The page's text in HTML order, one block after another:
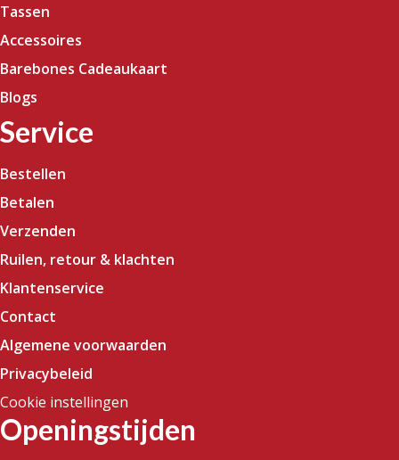
Tassen
Accessoires
Barebones Cadeaukaart
Blogs
Service
Bestellen
Betalen
Verzenden
Ruilen, retour & klachten
Klantenservice
Contact
Algemene voorwaarden
Privacybeleid
Cookie instellingen
Openingstijden